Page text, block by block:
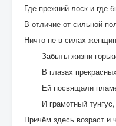
Где прежний лоск и где
В отличие от сильной
Ничто не в силах
Забыты жизни
В глазах
Ей посвящали
И грамотный
Причём здесь возраст и